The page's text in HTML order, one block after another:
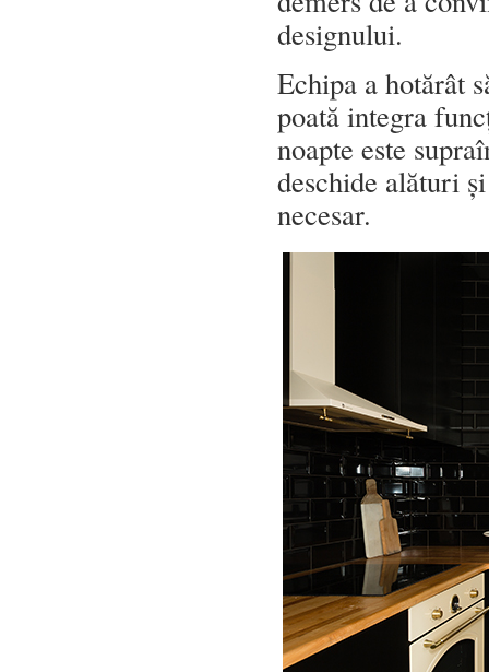
designului.
Echipa a hotărât
poată integra
noapte este
deschide alături
necesar.